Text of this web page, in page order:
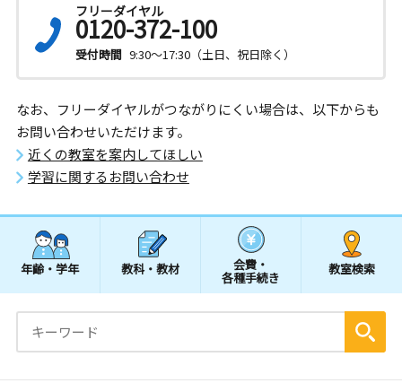
フリーダイヤル
0120-372-100
受付時間 9:30～17:30（土日、祝日除く）
なお、フリーダイヤルがつながりにくい場合は、以下からも
お問い合わせいただけます。
近くの教室を案内してほしい
学習に関するお問い合わせ
年齢・学年 教科・教材 会費・
各種手続き
教室検索